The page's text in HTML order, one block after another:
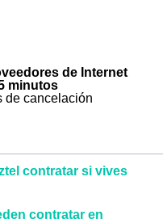
de Internet
minutos
de cancelación
contratar si vives
contratar en